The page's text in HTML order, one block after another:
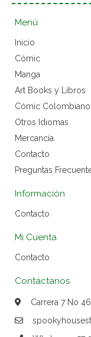
Menú
Inicio
Cómic
Manga
Art Books y Libros
Cómic Colombiano
Otros Idiomas
Mercancía
Contacto
Preguntas
Información
Contacto
Mi Cuenta
Contacto
Contáctanos
Carrera 7 No